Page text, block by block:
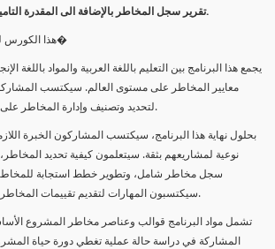
تقرير سجل المخاطر بالإضافة الى المقدرة التامية لإدارة مخاطر المشاريع.
هذا الكورس للمبتدئين الراغبين في تط�
يجمع هذا البرنامج بين التعليم باللغة العربية والمواد باللغة
معايير المخاطر على مستوى العالم. سيكتسب
لتحديد وتصنيف وإدارة المخاطر على مدار دورة حياة المشروع.
بحلول نهاية هذا البرنامج، سيكتسب المشاركون الخبرة
نوعية لمشاريعهم بثقة. سيتعلمون كيفية تحديد المخاطر،
سجل مخاطر شامل، وتطوير خطط استجابة للمخاطر
سيكتسبون المهارات لتقديم تقييمات المخاطر عبر لوحة معلومات فعالة.
تشمل مواد البرنامج قوالب وعناصر مخاطر المشروع
المشاركة في دراسة حالة عملية تغطي دورة حياة